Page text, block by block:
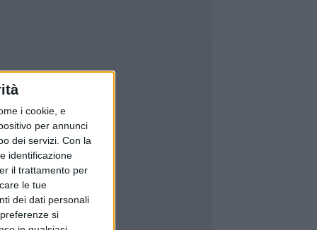
i cookie, e
per annunci
dei servizi. Con la
identificazione
il trattamento per
le tue
dei dati personali
si